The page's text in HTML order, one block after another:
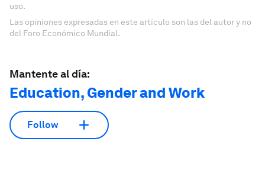
uso.
Las opiniones expresadas en este artículo son las del autor y no
del Foro Económico Mundial.
Mantente al día:
Education, Gender and Work
Follow